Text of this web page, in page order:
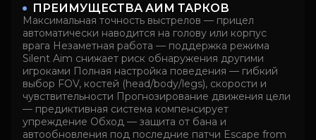
ПРЕИМУЩЕСТВА АИМ ТАРКОВ
Максимальная точность выстрелов — прицел
автоматически наводится на голову или корпус
врага Незаметная работа — поддержка режима
Silent Aim снижает риск обнаружения другими
игроками Полная настройка поведения — гибкий
выбор FOV, костей (head/body/legs), скорости и
чувствительности Прогнозирование движения цели
— предиктивная система компенсирует
упреждение Обход — защита от бана и
автообновления под последние патчи Escape from